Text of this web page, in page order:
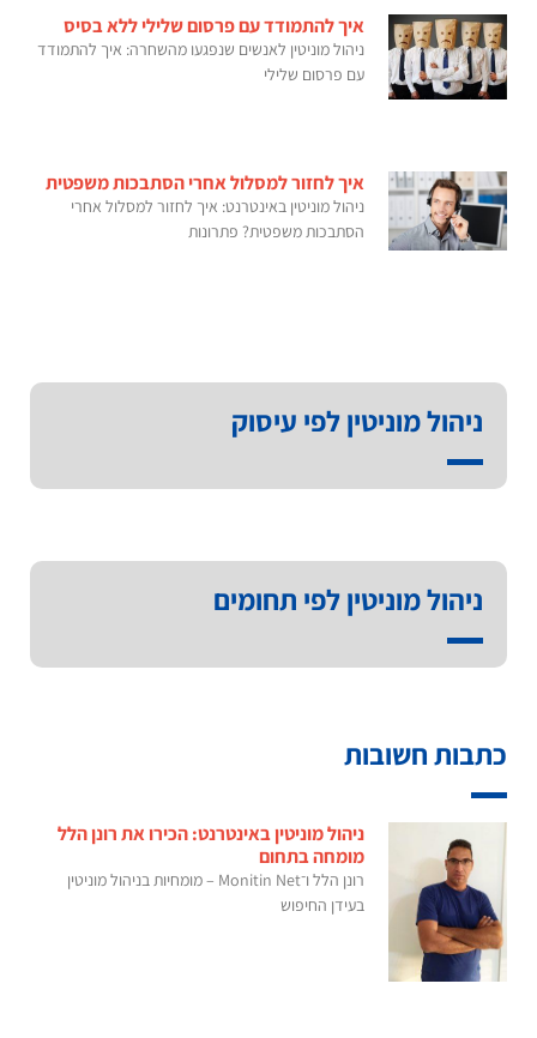
איך להתמודד עם פרסום שלילי ללא בסיס
ניהול מוניטין לאנשים שנפגעו מהשחרה: איך להתמודד
עם פרסום שלילי
איך לחזור למסלול אחרי הסתבכות משפטית
ניהול מוניטין באינטרנט: איך לחזור למסלול אחרי
הסתבכות משפטית? פתרונות
ניהול מוניטין לפי עיסוק
ניהול מוניטין לפי תחומים
כתבות חשובות
ניהול מוניטין באינטרנט: הכירו את רונן הלל
מומחה בתחום
רונן הלל ו־Monitin Net – מומחיות בניהול מוניטין
בעידן החיפוש